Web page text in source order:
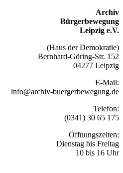
Archiv
Bürgerbewegung
Leipzig e.V.
(Haus der Demokratie)
Bernhard-Göring-Str. 152
04277 Leipzig
E-Mail:
info@archiv-buergerbewegung.de
Telefon:
(0341) 30 65 175
Öffnungszeiten:
Dienstag bis Freitag
10 bis 16 Uhr